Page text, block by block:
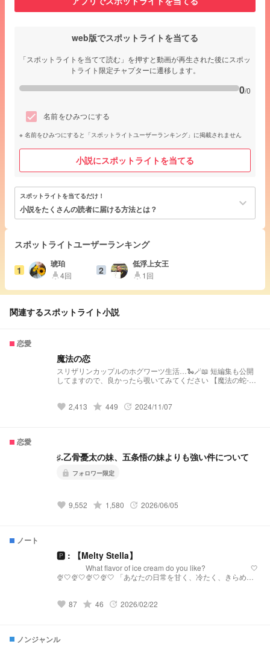
web版でスポットライトを当てる
「スポットライトを当てて読む」を押すと動画が再生された後にスポッ
トライト限定チャプターに遷移します。
0/0
名前をひみつにする
名前をひみつにすると「スポットライトユーザーランキング」に掲載されません
小説にスポットライトを当てる
スポットライトを当てるだけ！
小説をたくさんの読者に届ける方法とは？ keyboard_arrow_down
スポットライトユーザーランキング
1
琥珀
highlight4回 2
低浮上女王
highlight 1回
関連するスポットライト小説
恋愛
魔法の恋
スリザリンカップルのホグワーツ生活…🐍🪄📖 短編集も公開
してますので、良かったら覗いてみてください 【魔法の蛇-ド
favorite 2,413 grade 449 update 2024/11/07
恋愛
♯.乙骨憂太の妹、五条悟の妹よりも強い件について
lock フォロワー限定
favorite 9,552 grade 1,580 update 2026/06/05
ノート
🅿︎ : 【Melty Stella】
What flavor of ice cream do you like? 🤍
🍨🤍🍨🤍🍨🤍🍨🤍 「あなたの日常を甘く、冷たく、きらめか
届けるプリチューバ事務所です。 略称:メルステ 事務
favorite 87 grade 46 update 2026/02/22
ノンジャンル